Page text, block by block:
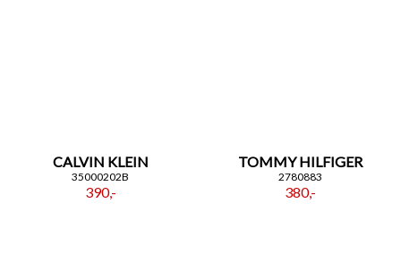
CALVIN KLEIN
35000202B
390,-
TOMMY HILFIGER
2780883
380,-